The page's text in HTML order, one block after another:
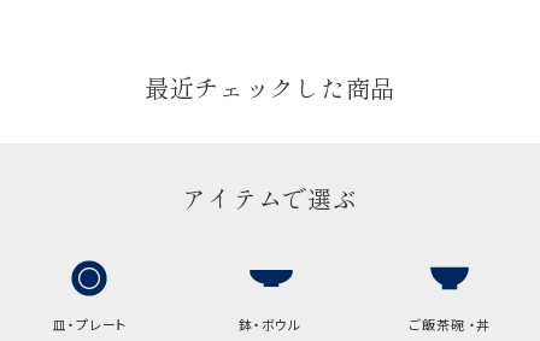
最近チェックした商品
アイテムで選ぶ
皿・プレート 鉢・ボウル ご飯茶碗 ・丼